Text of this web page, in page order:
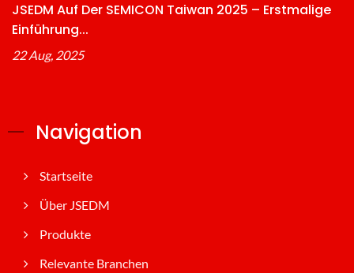
JSEDM Auf Der SEMICON Taiwan 2025 – Erstmalige
Einführung...
22 Aug, 2025
Navigation
Startseite
Über JSEDM
Produkte
Relevante Branchen